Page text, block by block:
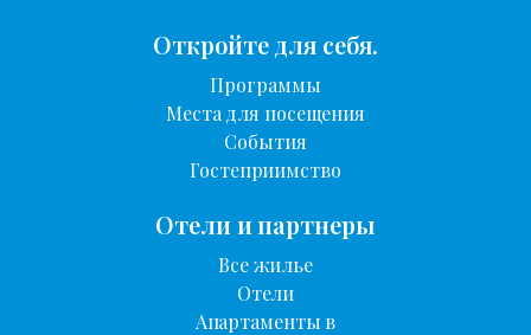
Откройте для себя.
Программы
Места для посещения
События
Гостеприимство
Отели и партнеры
Все жилье
Отели
Апартаменты в